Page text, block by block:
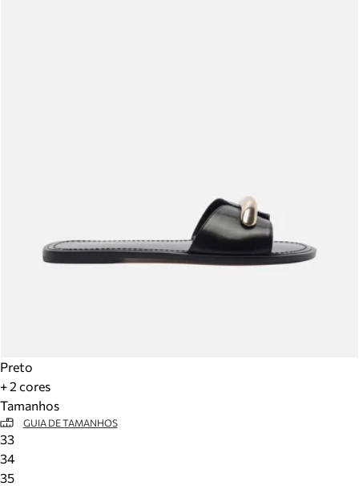
Preto
+ 2 cores
Tamanhos
GUIA DE TAMANHOS
33
34
35